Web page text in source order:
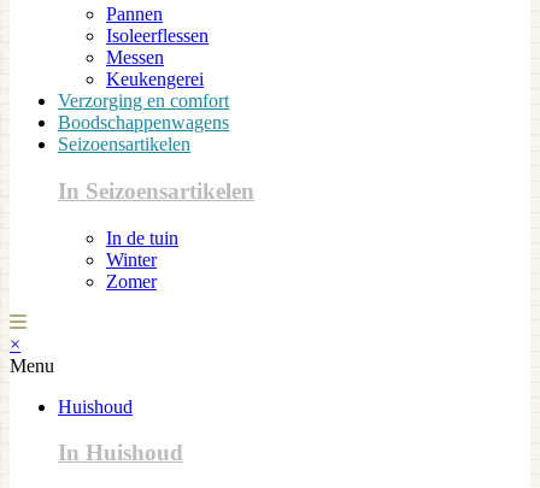
Pannen
Isoleerflessen
Messen
Keukengerei
Verzorging en comfort
Boodschappenwagens
Seizoensartikelen
In Seizoensartikelen
In de tuin
Winter
Zomer
×
Menu
Huishoud
In Huishoud